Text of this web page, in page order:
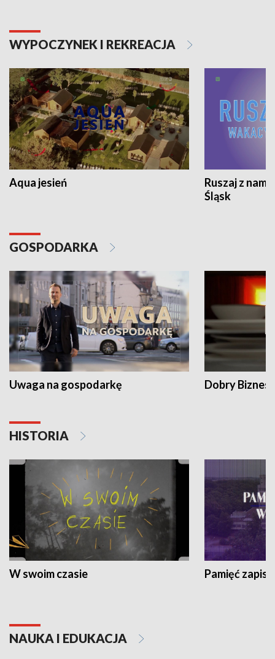
WYPOCZYNEK I REKREACJA
Aqua jesień
Ruszaj z
Śląsk
GOSPODARKA
Uwaga na gospodarkę Dobry Biznes
HISTORIA
W swoim czasie Pamięć
NAUKA I EDUKACJA